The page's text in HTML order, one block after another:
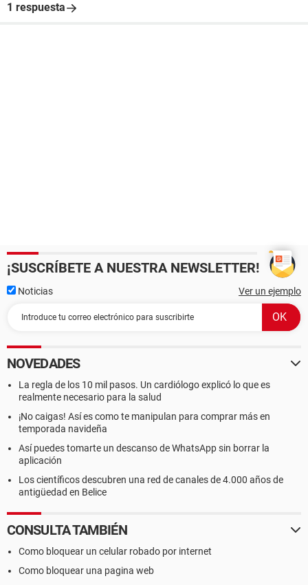
1 respuesta
¡SUSCRÍBETE A NUESTRA NEWSLETTER!
Noticias Ver un ejemplo
NOVEDADES
La regla de los 10 mil pasos. Un cardiólogo explicó lo que es
realmente necesario para la salud
¡No caigas! Así es como te manipulan para comprar más en
temporada navideña
Así puedes tomarte un descanso de WhatsApp sin borrar la
aplicación
Los científicos descubren una red de canales de 4.000 años de
antigüedad en Belice
CONSULTA TAMBIÉN
Como bloquear un celular robado por internet
Como bloquear una pagina web